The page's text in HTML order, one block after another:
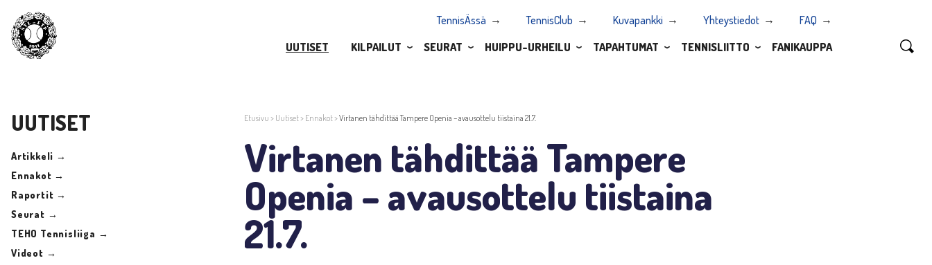
TennisÄssä TennisClub Kuvapankki Yhteystiedot
FAQ
UUTISET
KILPAILUT SEURAT HUIPPU-URHEILU TAPAHTUMAT TENNISLIITTO FANIKAUPPA
UUTISET
Artikkeli →
Ennakot →
Raportit →
Seurat →
TEHO Tennisliiga →
Videot →
Etusivu > Uutiset> Ennakot>Virtanen tähdittää Tampere Openia – avausottelu tiistaina 21.7.
Virtanen tähdittää Tampere
Openia – avausottelu tiistaina
21.7.